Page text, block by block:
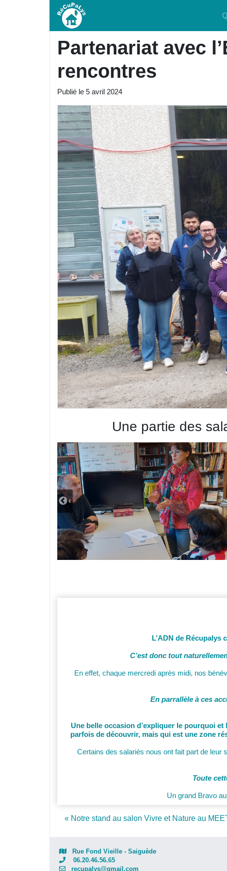
Partenariat avec
rencontres
Publié le 5 avril 2024
Une partie des
L’ADN de Récupalys
C’est donc tout
En effet, chaque mercredi après midi, nos
En parrallèle à ces
Une belle occasion d’expliquer le pourquoi
parfois de découvrir, mais qui est une zone
Certains des salariés nous ont fait part de leur
Toute
Un grand Bravo
Post navigation
« Notre stand au salon Vivre et Nature au
Rue Fond Vieille - Saiguède
06.20.46.56.65
recupalys@gmail.com